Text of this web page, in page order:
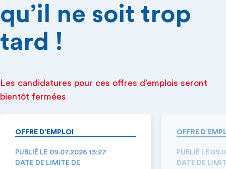
qu’il ne soit trop
tard !
Les candidatures pour ces offres d’emplois seront
bientôt fermées
OFFRE D’EMPLOI
PUBLIÉ LE 09.07.2026 13:27
DATE DE LIMITE DE
OFFRE
PUBLIÉ LE
DATE DE